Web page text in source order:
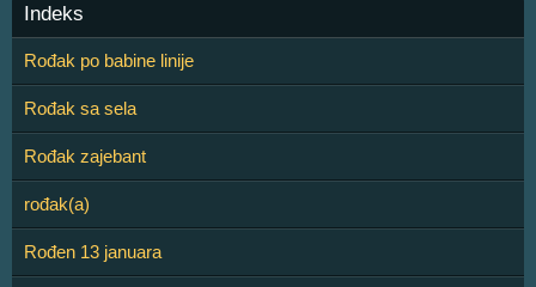
Indeks
Rođak po babine linije
Rođak sa sela
Rođak zajebant
rođak(a)
Rođen 13 januara